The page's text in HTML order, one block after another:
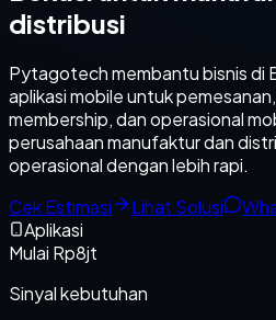
distribusi
Pytagotech membantu bisnis di
aplikasi mobile untuk
membership, dan operasional
perusahaan manufaktur dan
operasional dengan lebih rapi.
Cek Estimasi
Lihat Solusi
Aplikasi
Mulai Rp8jt
Sinyal kebutuhan